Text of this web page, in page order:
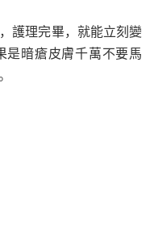
護理完畢，就能立刻變
是暗瘡皮膚千萬不要馬